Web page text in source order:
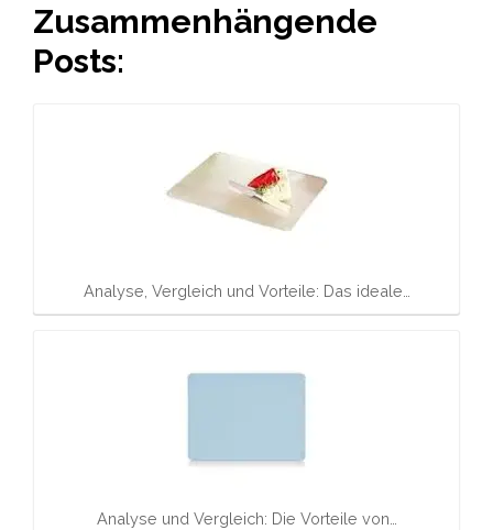
Zusammenhängende
Posts:
Analyse, Vergleich und Vorteile: Das ideale…
Analyse und Vergleich: Die Vorteile von…